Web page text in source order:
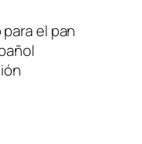
el pan